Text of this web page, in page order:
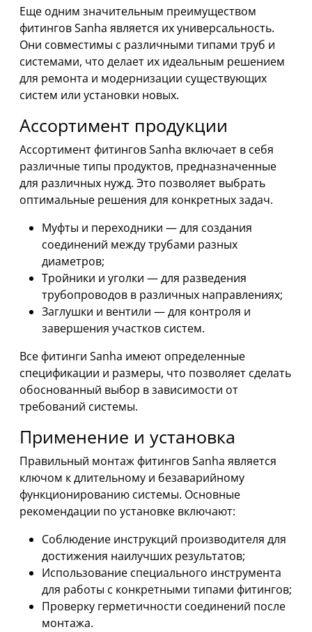
Еще одним значительным преимуществом
фитингов Sanha является их универсальность.
Они совместимы с различными типами труб и
системами, что делает их идеальным решением
для ремонта и модернизации существующих
систем или установки новых.
Ассортимент продукции
Ассортимент фитингов Sanha включает в себя
различные типы продуктов, предназначенные
для различных нужд. Это позволяет выбрать
оптимальные решения для конкретных задач.
Муфты и переходники — для создания
соединений между трубами разных
диаметров;
Тройники и уголки — для разведения
трубопроводов в различных направлениях;
Заглушки и вентили — для контроля и
завершения участков систем.
Все фитинги Sanha имеют определенные
спецификации и размеры, что позволяет сделать
обоснованный выбор в зависимости от
требований системы.
Применение и установка
Правильный монтаж фитингов Sanha является
ключом к длительному и безаварийному
функционированию системы. Основные
рекомендации по установке включают:
Соблюдение инструкций производителя для
достижения наилучших результатов;
Использование специального инструмента
для работы с конкретными типами фитингов;
Проверку герметичности соединений после
монтажа.